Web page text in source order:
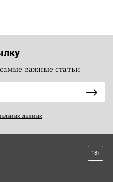
важные статьи
данных
18+